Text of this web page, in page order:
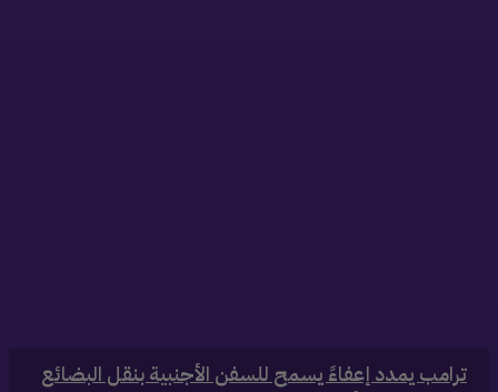
‏ترامب يمدد إعفاءً يسمح للسفن الأجنبية بنقل البضائع